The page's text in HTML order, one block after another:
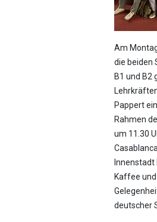
Am
die beiden
B1 und B2
Pappert
Rahmen
um 11.30
Innenstadt
Kaffee
deutscher